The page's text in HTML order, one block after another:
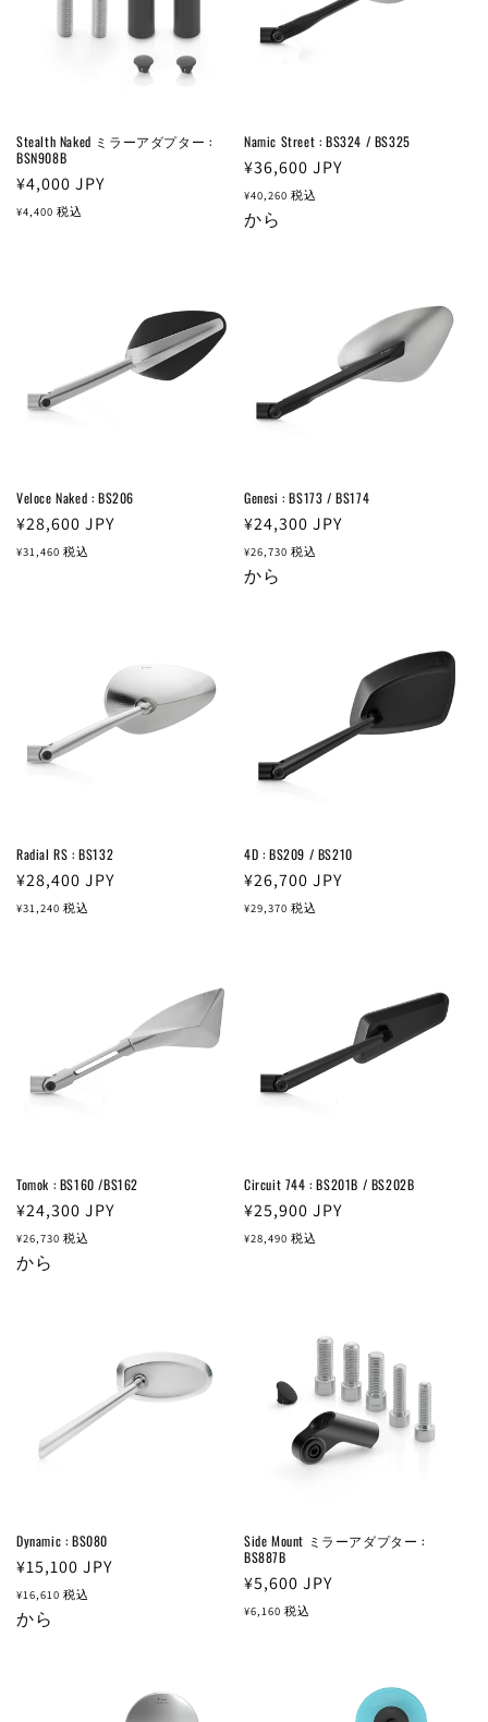
Stealth Naked ミラーアダプター :
BSN908B
通
常
¥4,000 JPY
¥4,400 税込
Namic Street : BS324 / BS325
通
常
価
¥36,600 JPY
¥40,260 税込
から
Veloce Naked : BS206
通
常
¥28,600 JPY
¥31,460 税込
Genesi : BS173 / BS174
通
常
価
¥24,300 JPY
¥26,730 税込
から
Radial RS : BS132
通
常
¥28,400 JPY
¥31,240 税込
4D : BS209 / BS210
通
常
¥26,700 JPY
¥29,370 税込
Tomok : BS160 /BS162
通
常
価
¥24,300 JPY
¥26,730 税込
から
Circuit 744 : BS201B / BS202B
通
常
¥25,900 JPY
¥28,490 税込
Dynamic : BS080
通
常
価
¥15,100 JPY
¥16,610 税込
から
Side Mount ミラーアダプター :
BS887B
通
常
¥5,600 JPY
¥6,160 税込